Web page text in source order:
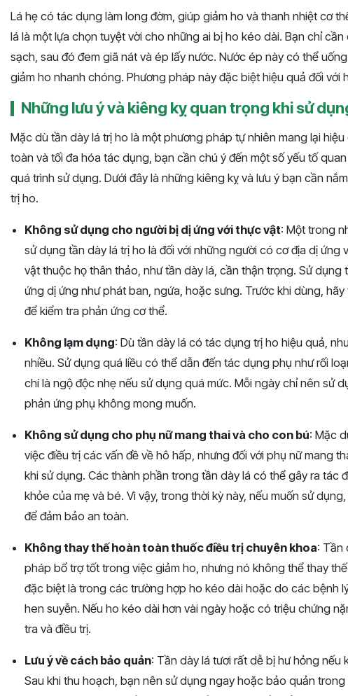
Lá hẹ có tác dụng làm long đờm, giúp giảm ho và thanh nhiệt cơ
lá là một lựa chọn tuyệt vời cho những ai bị ho kéo dài. Bạn chỉ cần
sạch, sau đó đem giã nát và ép lấy nước. Nước ép này có thể
giảm ho nhanh chóng. Phương pháp này đặc biệt hiệu quả đối với
Những lưu ý và kiêng kỵ quan trọng khi sử
Mặc dù tần dày lá trị ho là một phương pháp tự nhiên mang lại
toàn và tối đa hóa tác dụng, bạn cần chú ý đến một số yếu tố
quá trình sử dụng. Dưới đây là những kiêng kỵ và lưu ý bạn cần
trị ho.
Không sử dụng cho người bị dị ứng với thực vật: Một trong
sử dụng tần dày lá trị ho là đối với những người có cơ địa dị ứng
vật thuộc họ thân thảo, như tần dày lá, cần thận trọng. Sử
ứng dị ứng như phát ban, ngứa, hoặc sưng. Trước khi dùng,
để kiểm tra phản ứng cơ thể.
Không lạm dụng: Dù tần dày lá có tác dụng trị ho hiệu quả,
nhiều. Sử dụng quá liều có thể dẫn đến tác dụng phụ như rối
chí là ngộ độc nhẹ nếu sử dụng quá mức. Mỗi ngày chỉ nên sử
phản ứng phụ không mong muốn.
Không sử dụng cho phụ nữ mang thai và cho con bú: Mặc
việc điều trị các vấn đề về hô hấp, nhưng đối với phụ nữ mang
khi sử dụng. Các thành phần trong tần dày lá có thể gây ra tác
khỏe của mẹ và bé. Vì vậy, trong thời kỳ này, nếu muốn sử
để đảm bảo an toàn.
Không thay thế hoàn toàn thuốc điều trị chuyên khoa: Tần
pháp bổ trợ tốt trong việc giảm ho, nhưng nó không thể thay
đặc biệt là trong các trường hợp ho kéo dài hoặc do các bệnh
hen suyễn. Nếu ho kéo dài hơn vài ngày hoặc có triệu chứng
tra và điều trị.
Lưu ý về cách bảo quản: Tần dày lá tươi rất dễ bị hư hỏng
Sau khi thu hoạch, bạn nên sử dụng ngay hoặc bảo quản